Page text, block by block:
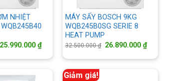
NHIỆT
Giá
25.990.000₫Giá
hiện
tại
25.990.000 ₫.
MÁY SẤY BOSCH 9KG
WQB245B0SG SERIE 8
HEAT PUMP
32.500.000₫ Giá
là:
26.890.000₫Giá
hiện
tại
Giảm giá!